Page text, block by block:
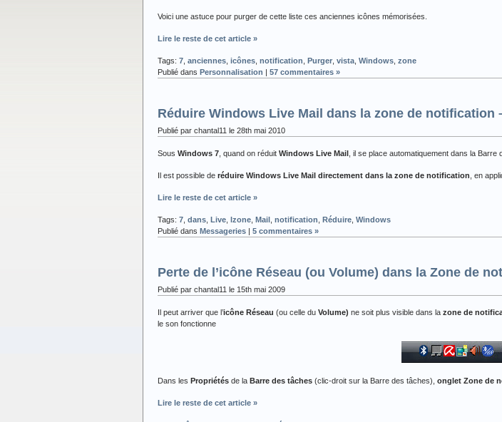
Voici une astuce pour purger de cette liste ces anciennes icônes mémorisées.
Lire le reste de cet article »
Tags: 7 anciennes icônes notification Purger vista Windows zone
Publié dans Personnalisation | 57 commentaires »
Réduire Windows Live Mail dans la zone de notification
Publié par chantal11 le 28th mai 2010
Sous Windows 7 , quand on réduit Windows Live Mail , il se place automatiquement dans la Barre
Il est possible de réduire Windows Live Mail directement dans la zone de notification , en
Lire le reste de cet article »
Tags: 7 dans Live lzone Mail notification Réduire Windows
Publié dans Messageries | 5 commentaires »
Perte de l’icône Réseau (ou Volume) dans la Zone de
Publié par chantal11 le 15th mai 2009
Il peut arriver que l’icône Réseau (ou celle du Volume) ne soit plus visible dans la zone de
le son fonctionne
Dans les Propriétés de la Barre des tâches (clic-droit sur la Barre des tâches), onglet Zone de
Lire le reste de cet article »